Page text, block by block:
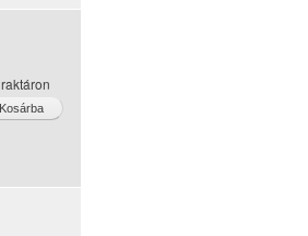
raktáron